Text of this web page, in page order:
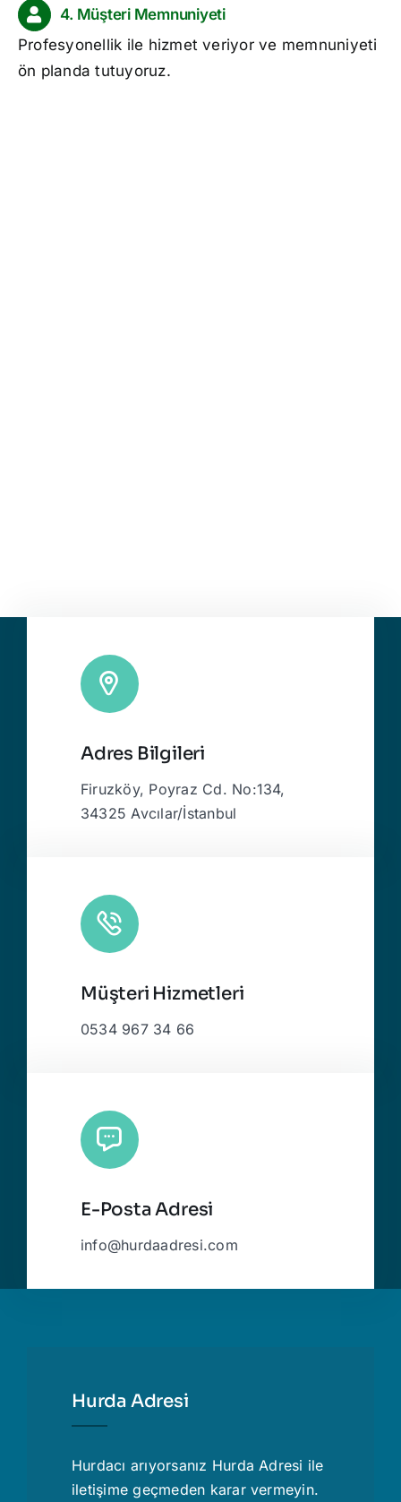
4. Müşteri Memnuniyeti
Profesyonellik ile hizmet veriyor ve memnuniyeti
ön planda tutuyoruz.
Adres Bilgileri
Firuzköy, Poyraz Cd. No:134,
34325 Avcılar/İstanbul
Müşteri Hizmetleri
0534 967 34 66
E-Posta Adresi
info@hurdaadresi.com
Hurda Adresi
Hurdacı arıyorsanız Hurda Adresi ile
iletişime geçmeden karar vermeyin.